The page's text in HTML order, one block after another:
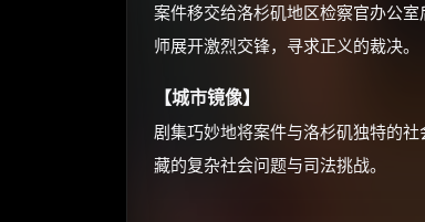
案件移交给洛杉矶地区检察官办公
师展开激烈交锋，寻求正义的裁决。
【城市镜像】
剧集巧妙地将案件与洛杉矶独特的
藏的复杂社会问题与司法挑战。